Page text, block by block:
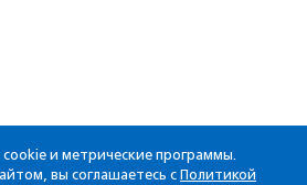
и метрические программы.
вы соглашаетесь с Политикой